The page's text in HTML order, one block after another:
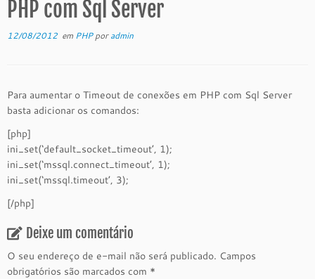
PHP com Sql Server
12/08/2012 em PHPporadmin
Para aumentar o Timeout de conexões em PHP com Sql Server
basta adicionar os comandos:
[php]
ini_set(‘default_socket_timeout’, 1);
ini_set(‘mssql.connect_timeout’, 1);
ini_set(‘mssql.timeout’, 3);
[/php]
Deixe um comentário
O seu endereço de e-mail não será publicado. Campos
obrigatórios são marcados com *